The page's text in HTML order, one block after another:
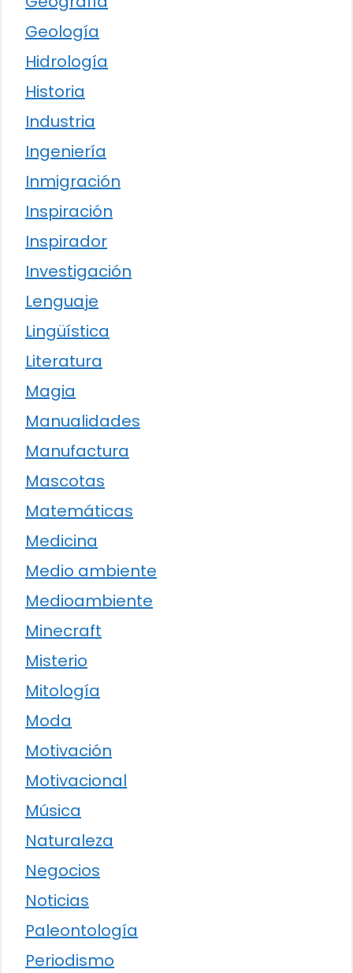
Geología
Hidrología
Historia
Industria
Ingeniería
Inmigración
Inspiración
Inspirador
Investigación
Lenguaje
Lingüística
Literatura
Magia
Manualidades
Manufactura
Mascotas
Matemáticas
Medicina
Medio ambiente
Medioambiente
Minecraft
Misterio
Mitología
Moda
Motivación
Motivacional
Música
Naturaleza
Negocios
Noticias
Paleontología
Periodismo